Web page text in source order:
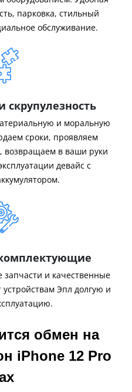
парковка, стильный
обслуживание.
скрупулезность
и моральную
сроки, проявляем
возвращаем в ваши руки
девайс с
и качественные
Эпл долгую и
обмен на
iPhone 12 Pro